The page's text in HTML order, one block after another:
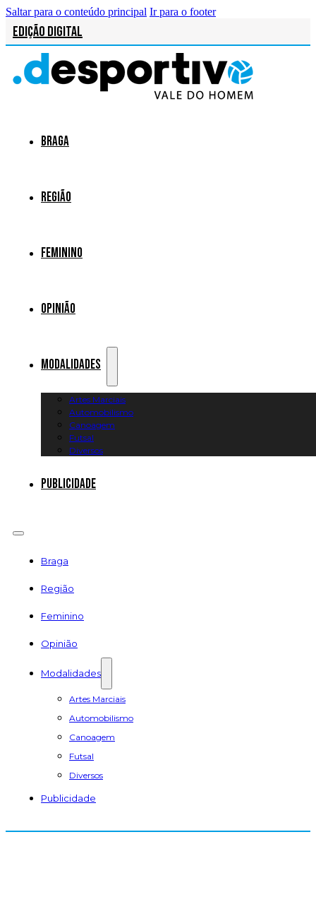
Saltar para o conteúdo principal Ir para o footer
Edição Digital
Braga
Região
Feminino
Opinião
Modalidades
Artes Marciais
Automobilismo
Canoagem
Futsal
Diversos
Publicidade
Braga
Região
Feminino
Opinião
Modalidades
Artes Marciais
Automobilismo
Canoagem
Futsal
Diversos
Publicidade